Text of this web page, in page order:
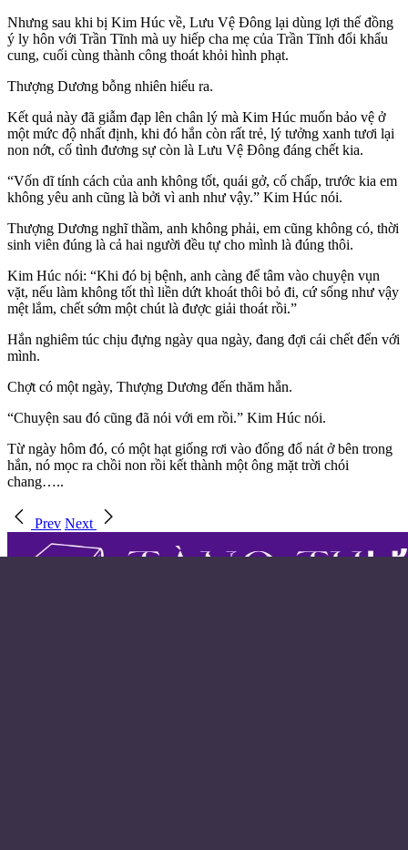
Nhưng sau khi bị Kim Húc về, Lưu Vệ Đông lại dùng lợi thế đồng
ý ly hôn với Trần Tĩnh mà uy hiếp cha mẹ của Trần Tĩnh đổi khẩu
cung, cuối cùng thành công thoát khỏi hình phạt.
Thượng Dương bỗng nhiên hiểu ra.
Kết quả này đã giẫm đạp lên chân lý mà Kim Húc muốn bảo vệ ở
một mức độ nhất định, khi đó hắn còn rất trẻ, lý tưởng xanh tươi lại
non nớt, cố tình đương sự còn là Lưu Vệ Đông đáng chết kia.
“Vốn dĩ tính cách của anh không tốt, quái gở, cố chấp, trước kia em
không yêu anh cũng là bởi vì anh như vậy.” Kim Húc nói.
Thượng Dương nghĩ thầm, anh không phải, em cũng không có, thời
sinh viên đúng là cả hai người đều tự cho mình là đúng thôi.
Kim Húc nói: “Khi đó bị bệnh, anh càng để tâm vào chuyện vụn
vặt, nếu làm không tốt thì liền dứt khoát thôi bỏ đi, cứ sống như vậy
mệt lắm, chết sớm một chút là được giải thoát rồi.”
Hắn nghiêm túc chịu đựng ngày qua ngày, đang đợi cái chết đến với
mình.
Chợt có một ngày, Thượng Dương đến thăm hắn.
“Chuyện sau đó cũng đã nói với em rồi.” Kim Húc nói.
Từ ngày hôm đó, có một hạt giống rơi vào đống đổ nát ở bên trong
hắn, nó mọc ra chồi non rồi kết thành một ông mặt trời chói
chang…..
Prev Next